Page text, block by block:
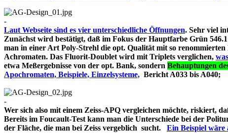
-
Laut Webseite sind es vier unterschiedliche Öffnungen. Sehr viel
Zunächst wird bestätigt, daß im Fokus der Hauptfarbe Grün
man in einer Art Poly-Strehl die opt. Qualität mit so
Achromaten. Das Fluorit-Doublet wird mit Triplets verglichen,
etwa Meßergebnisse von der opt. Bank, sondern Behauptungen
Apochromaten, Beispiele, Einzelsysteme, Bericht A033 bis
-
Wer sich also mit einem Zeiss-APQ vergleichen möchte, riskiert,
Bereits im Foucault-Test kann man die Unterschiede bei der
der Fläche, die man bei Zeiss vergeblich sucht. Ein Beispiel